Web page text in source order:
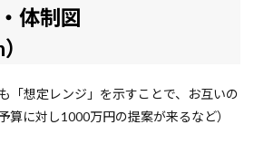
体制図
「想定レンジ」を示すことで、お互いの
算に対し1000万円の提案が来るなど）